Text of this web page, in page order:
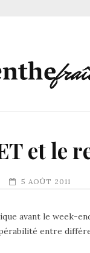
et le
5 AOÛT 2011
avant le week-
entre